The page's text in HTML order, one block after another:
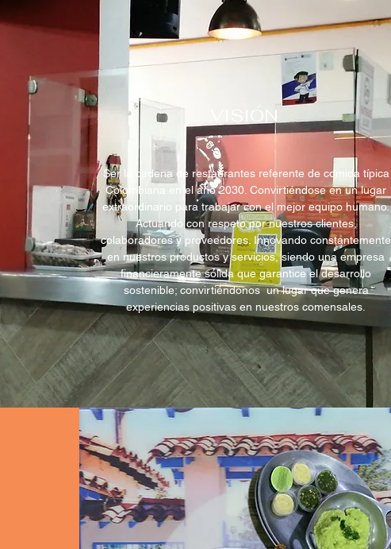
VISIÓN
Ser la cadena de restaurantes referente de comida típica
Colombiana en el año 2030. Convirtiéndose en un lugar
extraordinario para trabajar con el mejor equipo humano.
Actuando con respeto por nuestros clientes,
colaboradores y proveedores. Innovando constantemente
en nuestros productos y servicios, siendo una empresa
financieramente sólida que garantice el desarrollo
sostenible; convirtiéndonos un lugar que genera
experiencias positivas en nuestros comensales.